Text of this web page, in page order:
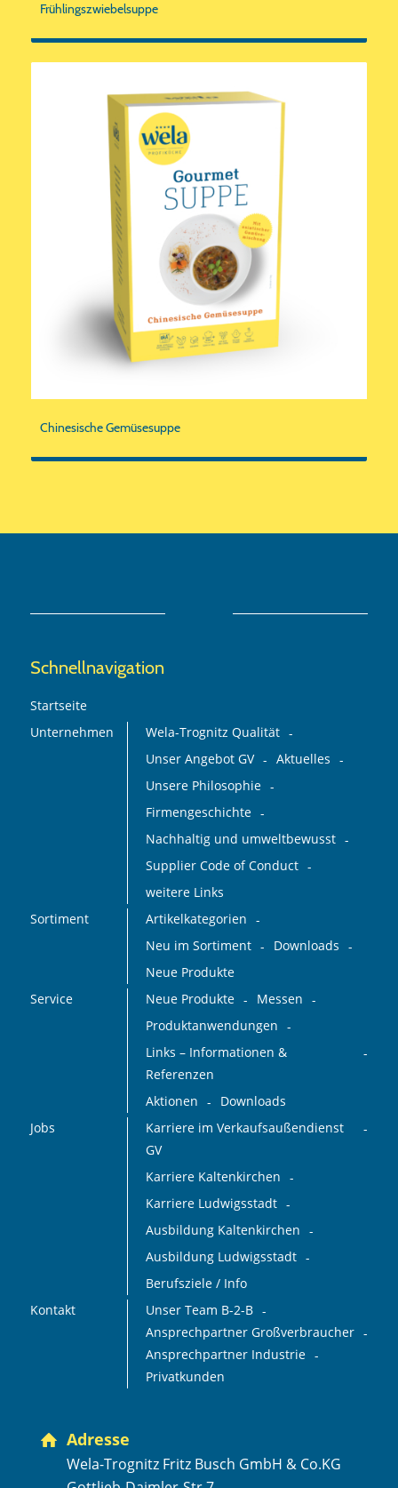
Frühlingszwiebelsuppe
Chinesische Gemüsesuppe
Schnellnavigation
Startseite
Unternehmen
Wela-Trognitz Qualität
Unser Angebot GV
Aktuelles
Unsere Philosophie
Firmengeschichte
Nachhaltig und umweltbewusst
Supplier Code of Conduct
weitere Links
Sortiment
Artikelkategorien
Neu im Sortiment
Downloads
Neue Produkte
Service
Neue Produkte
Messen
Produktanwendungen
Links – Informationen &
Referenzen
Aktionen
Downloads
Jobs
Karriere im Verkaufsaußendienst
GV
Karriere Kaltenkirchen
Karriere Ludwigsstadt
Ausbildung Kaltenkirchen
Ausbildung Ludwigsstadt
Berufsziele / Info
Kontakt
Unser Team B-2-B
Ansprechpartner Großverbraucher
Ansprechpartner Industrie
Privatkunden
Adresse
Wela-Trognitz Fritz Busch GmbH & Co.KG